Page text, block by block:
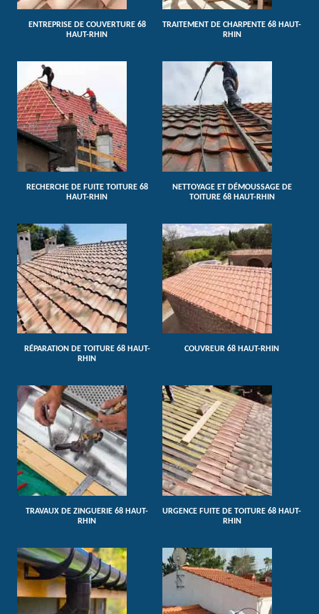
ENTREPRISE DE COUVERTURE 68
HAUT-RHIN
TRAITEMENT DE CHARPENTE 68 HAUT-
RHIN
RECHERCHE DE FUITE TOITURE 68
HAUT-RHIN
NETTOYAGE ET DÉMOUSSAGE DE
TOITURE 68 HAUT-RHIN
RÉPARATION DE TOITURE 68 HAUT-
RHIN
COUVREUR 68 HAUT-RHIN
TRAVAUX DE ZINGUERIE 68 HAUT-
RHIN
URGENCE FUITE DE TOITURE 68 HAUT-
RHIN